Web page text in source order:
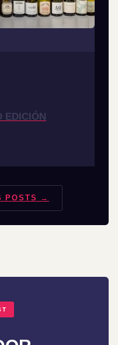
EDICIÓN
POSTS →